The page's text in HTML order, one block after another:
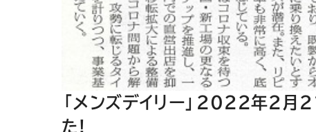
「メンズデイリー」2022年2月
た!